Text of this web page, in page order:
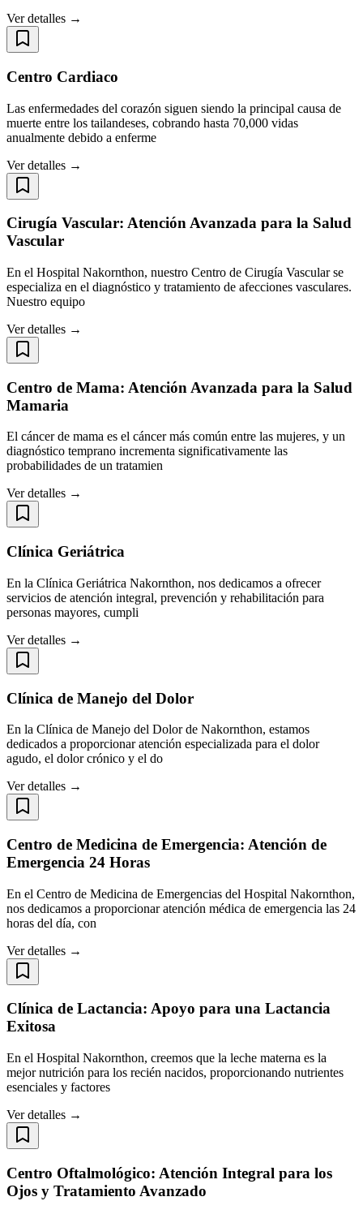
Ver detalles →
Centro Cardiaco
Las enfermedades del corazón siguen siendo la principal causa de
muerte entre los tailandeses, cobrando hasta 70,000 vidas
anualmente debido a enferme
Ver detalles →
Cirugía Vascular: Atención Avanzada para la Salud
Vascular
En el Hospital Nakornthon, nuestro Centro de Cirugía Vascular se
especializa en el diagnóstico y tratamiento de afecciones vasculares.
Nuestro equipo
Ver detalles →
Centro de Mama: Atención Avanzada para la Salud
Mamaria
El cáncer de mama es el cáncer más común entre las mujeres, y un
diagnóstico temprano incrementa significativamente las
probabilidades de un tratamien
Ver detalles →
Clínica Geriátrica
En la Clínica Geriátrica Nakornthon, nos dedicamos a ofrecer
servicios de atención integral, prevención y rehabilitación para
personas mayores, cumpli
Ver detalles →
Clínica de Manejo del Dolor
En la Clínica de Manejo del Dolor de Nakornthon, estamos
dedicados a proporcionar atención especializada para el dolor
agudo, el dolor crónico y el do
Ver detalles →
Centro de Medicina de Emergencia: Atención de
Emergencia 24 Horas
En el Centro de Medicina de Emergencias del Hospital Nakornthon,
nos dedicamos a proporcionar atención médica de emergencia las 24
horas del día, con
Ver detalles →
Clínica de Lactancia: Apoyo para una Lactancia
Exitosa
En el Hospital Nakornthon, creemos que la leche materna es la
mejor nutrición para los recién nacidos, proporcionando nutrientes
esenciales y factores
Ver detalles →
Centro Oftalmológico: Atención Integral para los
Ojos y Tratamiento Avanzado